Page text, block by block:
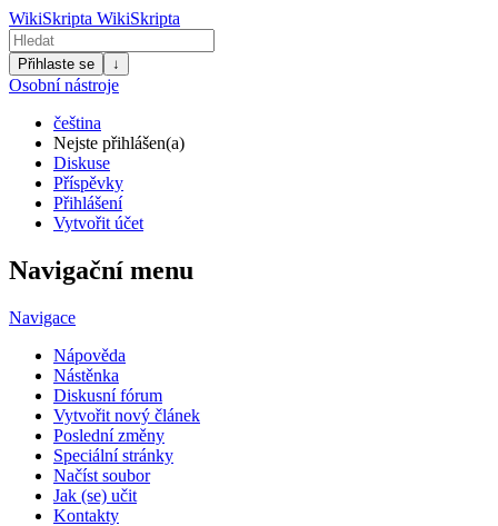
WikiSkripta WikiSkripta
Přihlaste se ↓
Osobní nástroje
čeština
Nejste přihlášen(a)
Diskuse
Příspěvky
Přihlášení
Vytvořit účet
Navigační menu
Navigace
Nápověda
Nástěnka
Diskusní fórum
Vytvořit nový článek
Poslední změny
Speciální stránky
Načíst soubor
Jak (se) učit
Kontakty